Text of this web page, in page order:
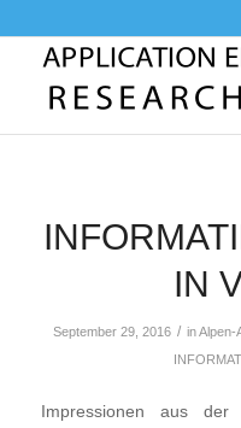
IN
September 29, 2016 / inAlpen-
Impressionen aus der